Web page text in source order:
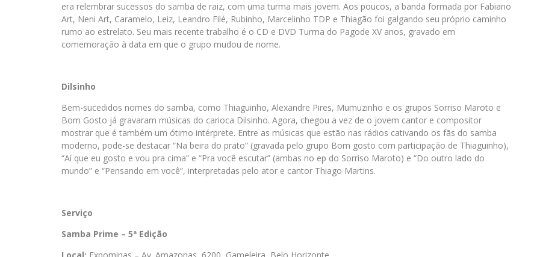
era relembrar sucessos do samba de raiz, com uma turma mais jovem. Aos poucos, a banda formada por Fabiano
Art, Neni Art, Caramelo, Leiz, Leandro Filé, Rubinho, Marcelinho TDP e Thiagão foi galgando seu próprio caminho
rumo ao estrelato. Seu mais recente trabalho é o CD e DVD Turma do Pagode XV anos, gravado em
comemoração à data em que o grupo mudou de nome.
Dilsinho
Bem-sucedidos nomes do samba, como Thiaguinho, Alexandre Pires, Mumuzinho e os grupos Sorriso Maroto e
Bom Gosto já gravaram músicas do carioca Dilsinho. Agora, chegou a vez de o jovem cantor e compositor
mostrar que é também um ótimo intérprete. Entre as músicas que estão nas rádios cativando os fãs do samba
moderno, pode-se destacar “Na beira do prato” (gravada pelo grupo Bom gosto com participação de Thiaguinho),
“Aí que eu gosto e vou pra cima” e “Pra você escutar” (ambas no ep do Sorriso Maroto) e “Do outro lado do
mundo” e “Pensando em você”, interpretadas pelo ator e cantor Thiago Martins.
Serviço
Samba Prime – 5ª Edição